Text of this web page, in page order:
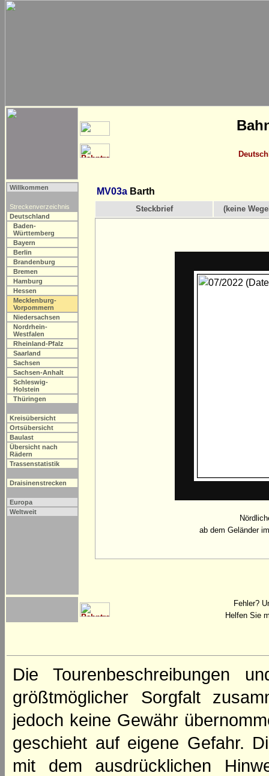
Willkommen
Streckenverzeichnis
Deutschland
Baden-
Württemberg
Bayern
Berlin
Brandenburg
Bremen
Hamburg
Hessen
Mecklenburg-
Vorpommern
Niedersachsen
Nordrhein-
Westfalen
Rheinland-Pfalz
Saarland
Sachsen
Sachsen-Anhalt
Schleswig-
Holstein
Thüringen
Kreisübersicht
Ortsübersicht
Baulast
Übersicht nach
Rädern
Trassenstatistik
Draisinenstrecken
Europa
Weltweit
MV03a Barth
Steckbrief (keine
ab dem Geländer
Fehler?
Helfen Sie
Die Tourenbeschreibungen
größtmöglicher Sorgfalt
jedoch keine Gewähr
geschieht auf eigene Gefahr.
mit dem ausdrücklichen